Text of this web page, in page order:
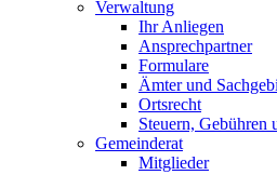
Verwaltung
Ihr Anliegen
Ansprechpartner
Formulare
Ämter und
Ortsrecht
Steuern, Gebühren
Gemeinderat
Mitglieder